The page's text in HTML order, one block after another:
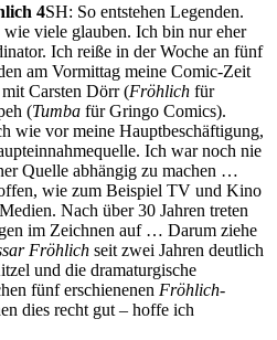
SH: So entstehen Legenden.
viele glauben. Ich bin nur eher
Ich reiße in der Woche an fünf
am Vormittag meine Comic-Zeit
Carsten Dörr (Fröhlich für
(Tumba für Gringo Comics).
wie vor meine Hauptbeschäftigung,
Ich war noch nie
Quelle abhängig zu machen …
wie zum Beispiel TV und Kino
Nach über 30 Jahren treten
im Zeichnen auf … Darum ziehe
Fröhlich seit zwei Jahren deutlich
und die dramaturgische
fünf erschienenen Fröhlich-
dies recht gut – hoffe ich